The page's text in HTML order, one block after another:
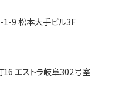
9 松本大手ビル3F
エストラ岐阜302号室